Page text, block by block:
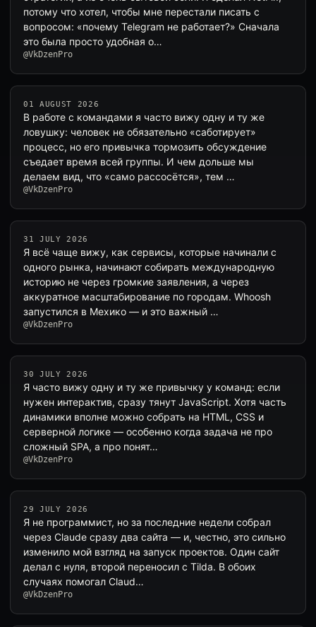
потому что хотел, чтобы мне перестали писать с
вопросом: «почему Telegram не работает?» Сначала
это была просто удобная о…
@VkDzenPro
01 AUGUST 2026
В работе с командами я часто вижу одну и ту же
ловушку: человек не обязательно «саботирует»
процесс, но его привычка тормозить обсуждение
съедает время всей группы. И чем дольше мы
делаем вид, что «само рассосётся», тем …
@VkDzenPro
31 JULY 2026
Я всё чаще вижу, как сервисы, которые начинали с
одного рынка, начинают собирать международную
историю не через громкие заявления, а через
аккуратное масштабирование по городам. Whoosh
запустился в Мехико — и это важный …
@VkDzenPro
30 JULY 2026
Я часто вижу одну и ту же привычку у команд: если
нужен интерактив, сразу тянут JavaScript. Хотя часть
динамики вполне можно собрать на HTML, CSS и
серверной логике — особенно когда задача не про
сложный SPA, а про понят…
@VkDzenPro
29 JULY 2026
Я не программист, но за последние недели собрал
через Claude сразу два сайта — и, честно, это сильно
изменило мой взгляд на запуск проектов. Один сайт
делал с нуля, второй переносил с Tilda. В обоих
случаях помогал Claud…
@VkDzenPro